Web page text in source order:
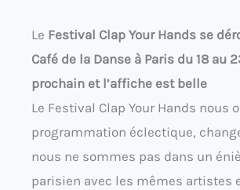
Le Festival Clap Your Hands se
Café de la Danse à Paris du 18 au
prochain et l’affiche est belle
Le Festival Clap Your Hands nous
programmation éclectique,
nous ne sommes pas dans un
parisien avec les mêmes artistes